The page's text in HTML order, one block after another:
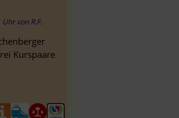
Uhr vonR.F.
Kurspaare